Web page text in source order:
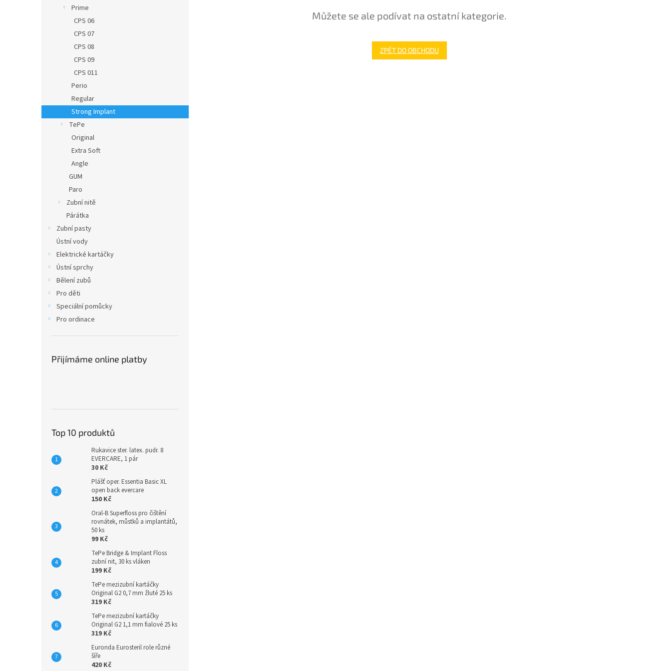
Prime
CPS 06
CPS 07
CPS 08
CPS 09
CPS 011
Perio
Regular
Strong Implant
TePe
Original
Extra Soft
Angle
GUM
Paro
Zubní nitě
Párátka
Zubní pasty
Ústní vody
Elektrické kartáčky
Ústní sprchy
Bělení zubů
Pro děti
Speciální pomůcky
Pro ordinace
Přijímáme online platby
Top 10 produktů
Rukavice ster. latex. pudr. 8
EVERCARE, 1 pár
30 Kč
Plášť oper. Essentia Basic XL
open back evercare
150 Kč
Oral-B Superfloss pro čištění
rovnátek, můstků a implantátů,
50 ks
99 Kč
TePe Bridge & Implant Floss
zubní nit, 30 ks vláken
199 Kč
TePe mezizubní kartáčky
Original G2 0,7 mm žluté 25 ks
319 Kč
TePe mezizubní kartáčky
Original G2 1,1 mm fialové 25 ks
319 Kč
Euronda Eurosteril role různé
šíře
420 Kč
Můžete se ale podívat na ostatní kategorie.
ZPĚT DO OBCHODU